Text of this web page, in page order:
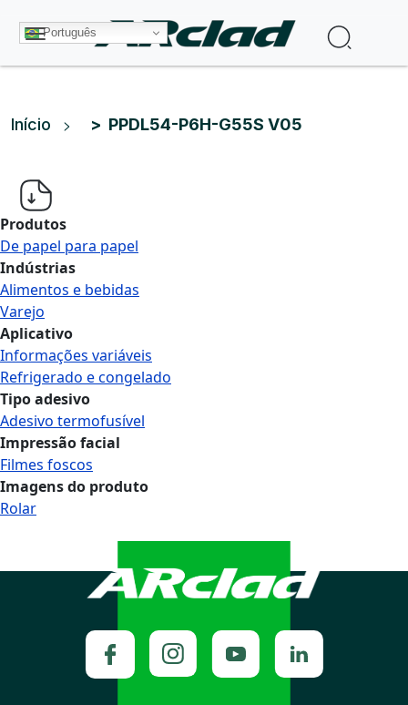
Português
Trilha de navegação
Início PPDL54-P6H-G55S V05
Produtos
De papel para papel
Indústrias
Alimentos e bebidas
Varejo
Aplicativo
Informações variáveis
Refrigerado e congelado
Tipo adesivo
Adesivo termofusível
Impressão facial
Filmes foscos
Imagens do produto
Rolar